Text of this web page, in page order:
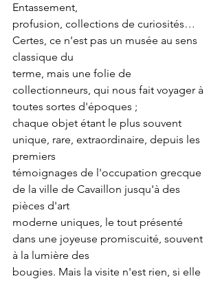
Entassement,
profusion, collections de curiosités…
Certes, ce n'est pas un musée au sens
classique du
terme, mais une folie de
collectionneurs, qui nous fait voyager à
toutes sortes d'époques ;
chaque objet étant le plus souvent
unique, rare, extraordinaire, depuis les
premiers
témoignages de l'occupation grecque
de la ville de Cavaillon jusqu'à des
pièces d'art
moderne uniques, le tout présenté
dans une joyeuse promiscuité, souvent
à la lumière des
bougies. Mais la visite n'est rien, si elle